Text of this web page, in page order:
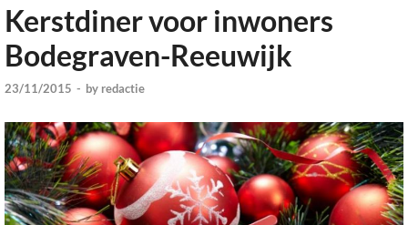
Kerstdiner voor inwoners
Bodegraven-Reeuwijk
23/11/2015 - by redactie